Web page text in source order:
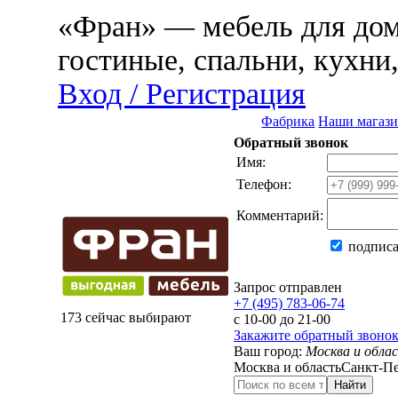
«Фран» — мебель для
гостиные, спальни,
Вход / Регистрация
Фабрика Наши
173 сейчас выбирают
Обратный звонок
Имя:
Телефон:
Комментарий:
Запрос отправлен
+7 (495) 783-06-74
с 10-00 до 21-00
Закажите обратный звонок
Ваш город: Москва и
Москва и областьСанкт-
Найти